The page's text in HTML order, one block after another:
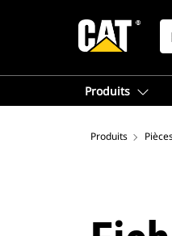
Produits
Produits